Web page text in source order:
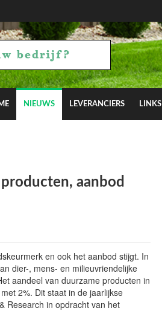
NIEUWS LEVERANCIERS LINKS
aanbod
en ook het aanbod stijgt. In
dier-, mens- en milieuvriendelijke
aandeel van duurzame producten in
2%. Dit staat in de jaarlijkse
Research in opdracht van het